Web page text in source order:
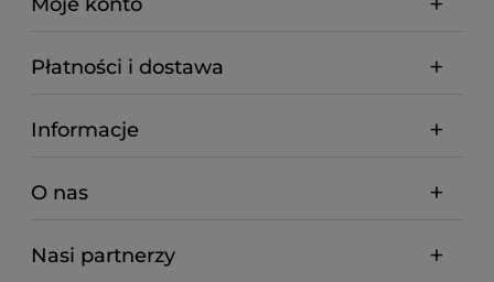
Płatności i dostawa
Informacje
O nas
Nasi partnerzy